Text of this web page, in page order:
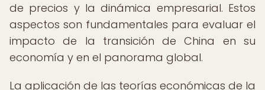
de precios y la dinámica empresarial. Estos
aspectos son fundamentales para evaluar el
impacto de la transición de China en su
economía y en el panorama global.
La aplicación de las teorías económicas de la